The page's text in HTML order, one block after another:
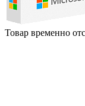
Товар временно